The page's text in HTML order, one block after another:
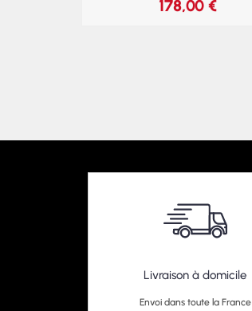
178,00 €
Livraison à domicile
Envoi dans toute la France